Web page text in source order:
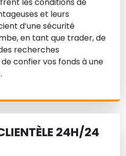
et leurs
d’une sécurité
en tant que trader, de
recherches
confier vos fonds à une
24H/24